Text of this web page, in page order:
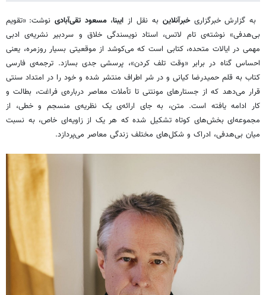
به گزارش خبرگزاریخبرآنلاین به نقل از ایبنا،مسعود تقی‌آبادی نوشت: «تقویم
بی‌هدفی» نوشته‌ی تام لاتس، استاد نویسندگی خلاق و سردبیر نشریه‌ی ادبی
مهمی در ایالات متحده، کتابی است که می‌کوشد از موقعیتی بسیار روزمره، یعنی
احساس گناه در برابر «وقت تلف کردن»، پرسشی جدی بسازد. ترجمه‌ی فارسی
کتاب به قلم حمیدرضا کیانی و در شر اطراف منتشر شده و خود را در امتداد سنتی
قرار می‌دهد که از جستارهای مونتنی تا تأملات معاصر درباره‌ی فراغت، بطالت و
کار ادامه یافته است. متن، به جای ارائه‌ی یک نظریه‌ی منسجم و خطی، از
مجموعه‌ای بخش‌های کوتاه تشکیل شده که هر یک از زاویه‌ای خاص، به نسبت
میان بی‌هدفی، ادراک و شکل‌های مختلف زندگی معاصر می‌پردازد.